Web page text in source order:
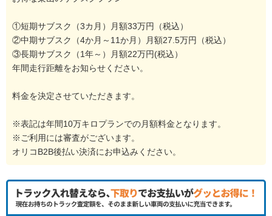
①短期サブスク（3カ月）月額33万円（税込）
②中期サブスク（4か月～11か月）月額27.5万円（税込）
③長期サブスク（1年～）月額22万円(税込）
年間走行距離をお知らせください。
料金を決定させていただきます。
※表記は年間10万キロプランでの月額料金となります。
※ご利用には審査がございます。
オリコB2B後払い決済にお申込みください。